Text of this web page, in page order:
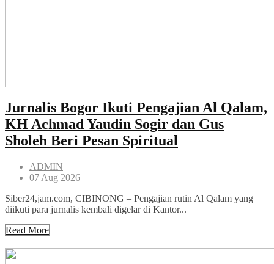
Jurnalis Bogor Ikuti Pengajian Al Qalam,
KH Achmad Yaudin Sogir dan Gus
Sholeh Beri Pesan Spiritual
ADMIN
07 Aug 2026
Siber24,jam.com, CIBINONG – Pengajian rutin Al Qalam yang
diikuti para jurnalis kembali digelar di Kantor...
Read More